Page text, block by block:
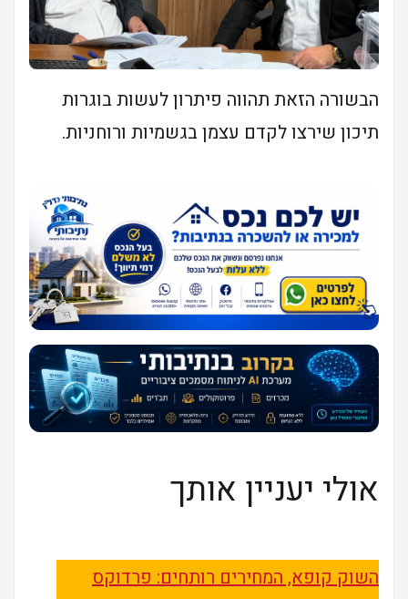
הבשורה הזאת תהווה פיתרון לעשות בוגרות
תיכון שירצו לקדם עצמן בגשמיות ורוחניות.
אולי יעניין אותך
השוק קופא, המחירים רותחים: פרדוקס